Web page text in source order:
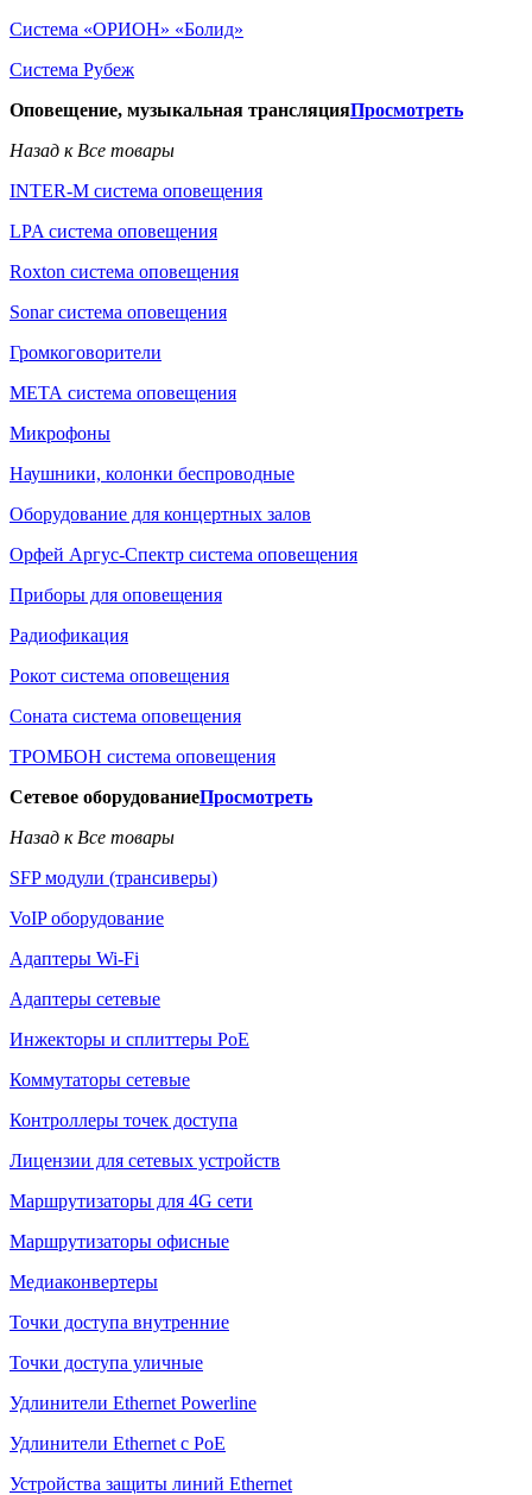
Система «ОРИОН» «Болид»
Система Рубеж
Оповещение, музыкальная трансляцияПросмотреть
Назад к Все товары
INTER-M система оповещения
LPA система оповещения
Roxton система оповещения
Sonar система оповещения
Громкоговорители
МЕТА система оповещения
Микрофоны
Наушники, колонки беспроводные
Оборудование для концертных залов
Орфей Аргус-Спектр система оповещения
Приборы для оповещения
Радиофикация
Рокот система оповещения
Соната система оповещения
ТРОМБОН система оповещения
Сетевое оборудованиеПросмотреть
Назад к Все товары
SFP модули (трансиверы)
VoIP оборудование
Адаптеры Wi-Fi
Адаптеры сетевые
Инжекторы и сплиттеры РоЕ
Коммутаторы сетевые
Контроллеры точек доступа
Лицензии для сетевых устройств
Маршрутизаторы для 4G сети
Маршрутизаторы офисные
Медиаконвертеры
Точки доступа внутренние
Точки доступа уличные
Удлинители Ethernet Powerline
Удлинители Ethernet с PoE
Устройства защиты линий Ethernet